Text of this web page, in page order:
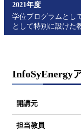
2021年度
学位プログラムとし
として特別に設けた
InfoSyEnergy
開講元
担当教員